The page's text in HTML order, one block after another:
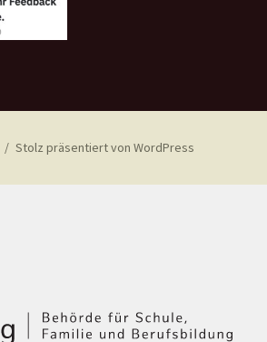
Stolz präsentiert von WordPress